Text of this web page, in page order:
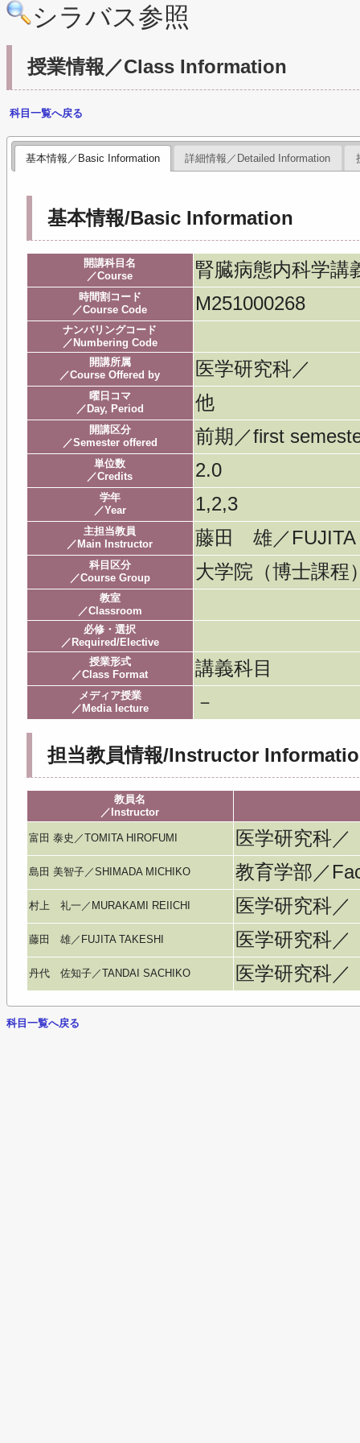
シラバス参照
授業情報／Class Information
科目一覧へ戻る
基本情報／Basic Information 詳細情報／Detailed Information
基本情報/Basic Information
開講科目名
／Course
腎臓病態内科学講
時間割コード
／Course Code
M251000268
ナンバリングコード
／Numbering Code
開講所属
／Course Offered by
医学研究科／
曜日コマ
／Day, Period
他
開講区分
／Semester offered
前期／first
単位数
／Credits
2.0
学年
／Year
1,2,3
主担当教員
／Main Instructor
藤田 雄／FUJITA
科目区分
／Course Group
大学院（博士課
教室
／Classroom
必修・選択
／Required/Elective
授業形式
／Class Format
講義科目
メディア授業
／Media lecture
－
担当教員情報/Instructor
教員名
／Instructor
富田 泰史／TOMITA HIROFUMI 医学研究科／
島田 美智子／SHIMADA MICHIKO 教育学部／
村上 礼一／MURAKAMI REIICHI 医学研究科／
藤田 雄／FUJITA TAKESHI 医学研究科／
丹代 佐知子／TANDAI SACHIKO 医学研究科／
科目一覧へ戻る